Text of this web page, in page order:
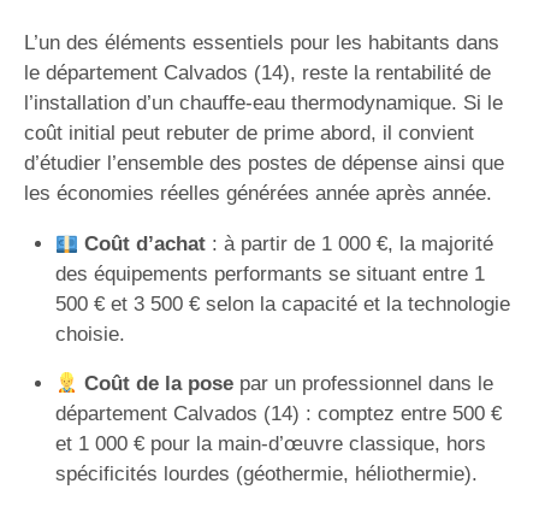
L’un des éléments essentiels pour les habitants dans
le département Calvados (14), reste la rentabilité de
l’installation d’un chauffe-eau thermodynamique. Si le
coût initial peut rebuter de prime abord, il convient
d’étudier l’ensemble des postes de dépense ainsi que
les économies réelles générées année après année.
Coût d’achat: à partir de 1 000 €, la majorité
des équipements performants se situant entre 1
500 € et 3 500 € selon la capacité et la technologie
choisie.
Coût de la posepar un professionnel dans le
département Calvados (14) : comptez entre 500 €
et 1 000 € pour la main-d’œuvre classique, hors
spécificités lourdes (géothermie, héliothermie).